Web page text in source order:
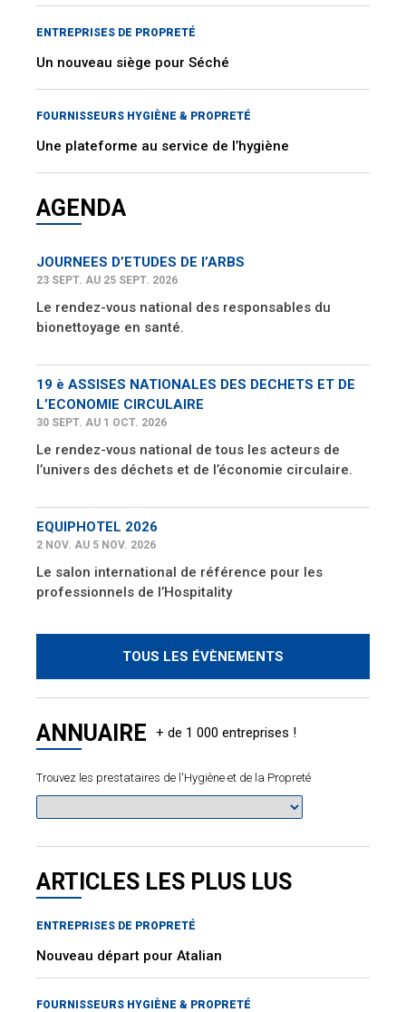
ENTREPRISES DE PROPRETÉ
Un nouveau siège pour Séché
FOURNISSEURS HYGIÈNE & PROPRETÉ
Une plateforme au service de l’hygiène
AGENDA
JOURNEES D’ETUDES DE l’ARBS
23 SEPT. AU 25 SEPT. 2026
Le rendez-vous national des responsables du
bionettoyage en santé.
19 è ASSISES NATIONALES DES DECHETS ET DE
L’ECONOMIE CIRCULAIRE
30 SEPT. AU 1 OCT. 2026
Le rendez-vous national de tous les acteurs de
l’univers des déchets et de l’économie circulaire.
EQUIPHOTEL 2026
2 NOV. AU 5 NOV. 2026
Le salon international de référence pour les
professionnels de l’Hospitality
TOUS LES ÉVÈNEMENTS
ANNUAIRE
Trouvez les prestataires de l'Hygiène et de la Propreté
ARTICLES LES PLUS LUS
ENTREPRISES DE PROPRETÉ
Nouveau départ pour Atalian
FOURNISSEURS HYGIÈNE & PROPRETÉ